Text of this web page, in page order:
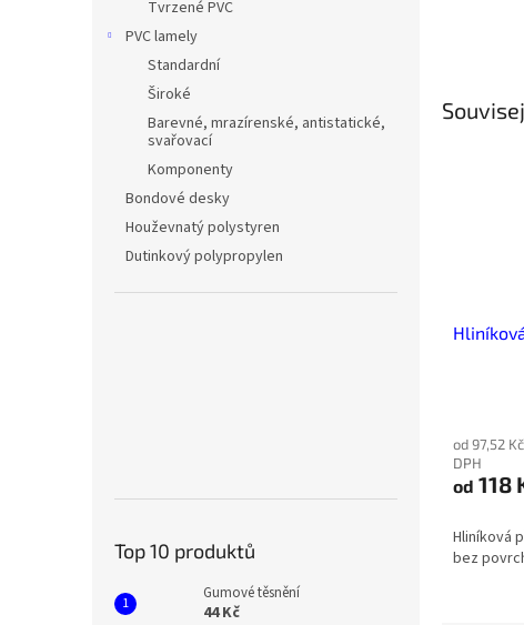
Tvrzené PVC
PVC lamely
Standardní
Široké
Barevné, mrazírenské, antistatické,
svařovací
Komponenty
Bondové desky
Houževnatý polystyren
Dutinkový polypropylen
Top 10 produktů
Gumové těsnění
44 Kč
od 97,52
DPH
od 118
Hliníková
bez